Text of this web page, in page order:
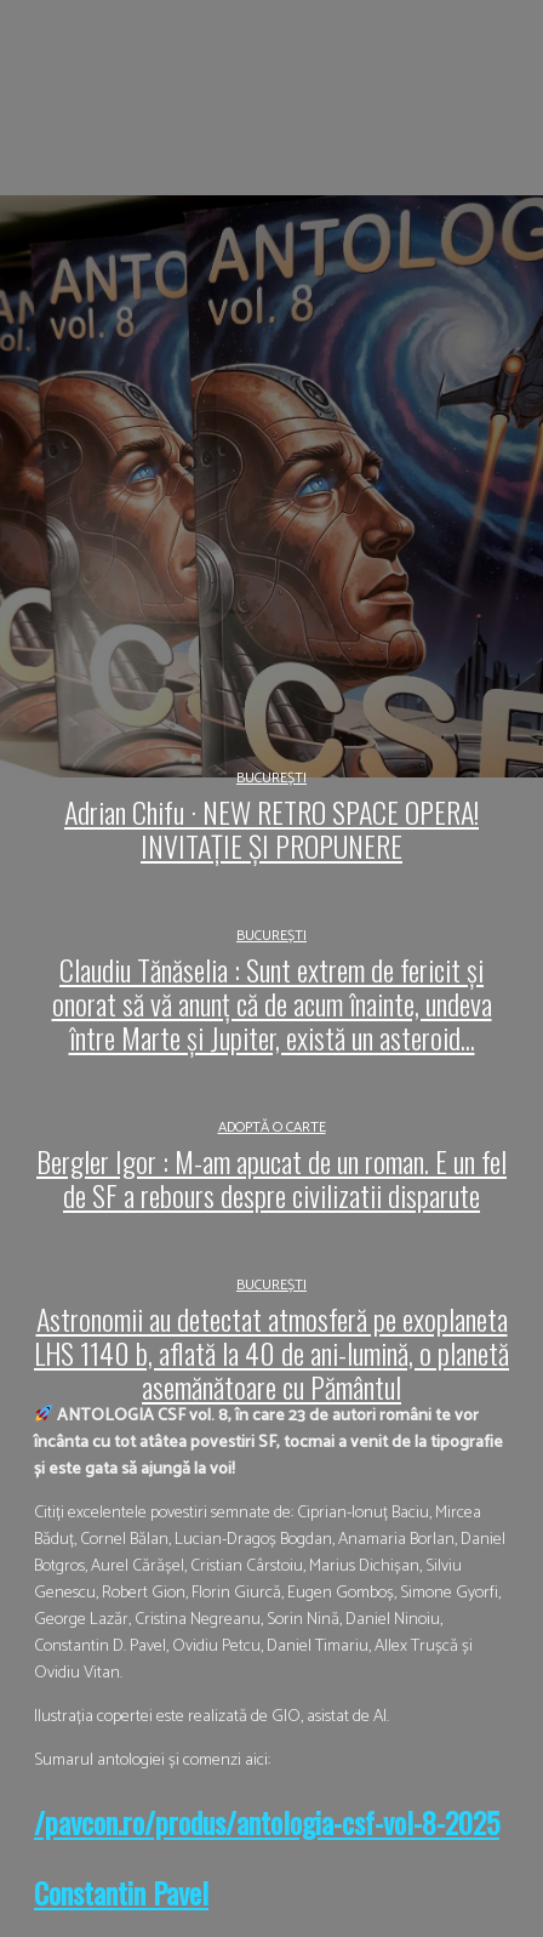
BUCUREȘTI
Adrian Chifu · NEW RETRO SPACE OPERA!
INVITAȚIE ȘI PROPUNERE
BUCUREȘTI
Claudiu Tănăselia : Sunt extrem de fericit și
onorat să vă anunț că de acum înainte, undeva
între Marte și Jupiter, există un asteroid...
ADOPTĂ O CARTE
Bergler Igor : M-am apucat de un roman. E un fel
de SF a rebours despre civilizatii disparute
BUCUREȘTI
Astronomii au detectat atmosferă pe exoplaneta
LHS 1140 b, aflată la 40 de ani-lumină, o planetă
asemănătoare cu Pământul
ANTOLOGIA CSF vol. 8, în care 23 de autori români te vor
încânta cu tot atâtea povestiri SF, tocmai a venit de la tipografie
și este gata să ajungă la voi!
Citiți excelentele povestiri semnate de: Ciprian-Ionuț Baciu, Mircea
Băduț, Cornel Bălan, Lucian-Dragoș Bogdan, Anamaria Borlan, Daniel
Botgros, Aurel Cărășel, Cristian Cârstoiu, Marius Dichișan, Silviu
Genescu, Robert Gion, Florin Giurcă, Eugen Gomboș, Simone Gyorfi,
George Lazăr, Cristina Negreanu, Sorin Nină, Daniel Ninoiu,
Constantin D. Pavel, Ovidiu Petcu, Daniel Timariu, Allex Trușcă și
Ovidiu Vitan.
Ilustrația copertei este realizată de GIO, asistat de AI.
Sumarul antologiei și comenzi aici:
/pavcon.ro/produs/antologia-csf-vol-8-2025
Constantin Pavel